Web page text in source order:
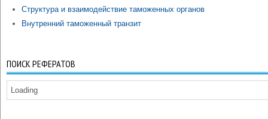
Структура и взаимодействие таможенных органов
Внутренний таможенный транзит
ПОИСК РЕФЕРАТОВ
Loading